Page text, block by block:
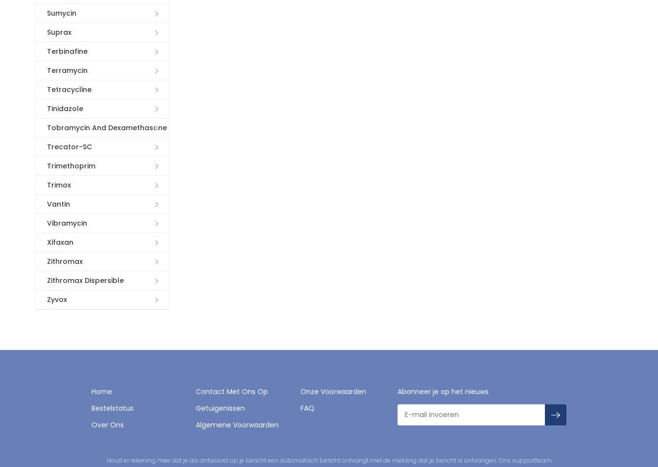
Sumycin
Suprax
Terbinafine
Terramycin
Tetracycline
Tinidazole
Tobramycin And Dexamethasone
Trecator-SC
Trimethoprim
Trimox
Vantin
Vibramycin
Xifaxan
Zithromax
Zithromax Dispersible
Zyvox
Home Contact Met Ons Op
Onze Voorwaarden
Bestelstatus
Getuigenissen
FAQ
Over Ons
Algemene Voorwaarden
Abonneer je op het nieuws
Houd er rekening mee dat je als antwoord op je bericht een automatisch bericht ontvangt met de melding dat je bericht is ontvangen. Ons supportteam